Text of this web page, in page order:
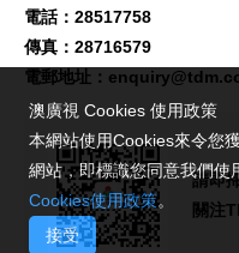
電話：28517758
傳真：28716579
電郵地址：
請即
關注
澳廣視 Cookies 使用政策
本網站使用Cookies來令您
網站，即標識您同意我們使
Cookies使用政策。
接受